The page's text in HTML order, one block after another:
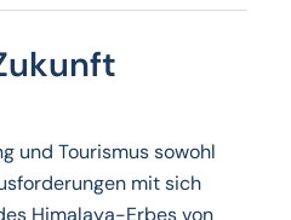
und Tourismus sowohl
mit sich
Himalaya-Erbes von